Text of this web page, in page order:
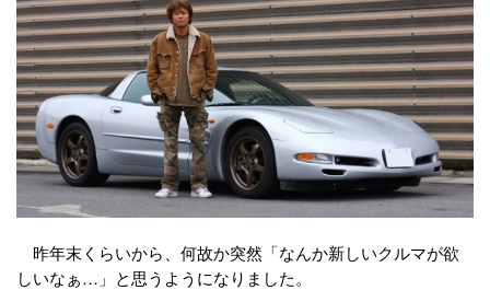
昨年末くらいから、何故か突然「なんか新しいクルマが欲
しいなぁ…」と思うようになりました。